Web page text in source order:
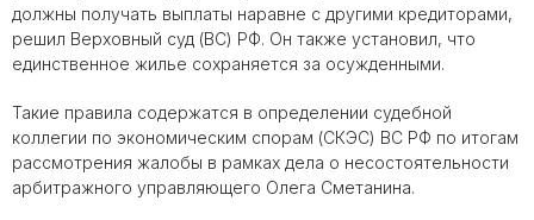
должны получать выплаты наравне с другими кредиторами,
решил Верховный суд (ВС) РФ. Он также установил, что
единственное жилье сохраняется за осужденными.
Такие правила содержатся в определении судебной
коллегии по экономическим спорам (СКЭС) ВС РФ по итогам
рассмотрения жалобы в рамках дела о несостоятельности
арбитражного управляющего Олега Сметанина.